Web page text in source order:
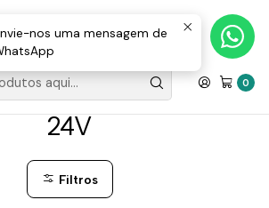
0
143 (chamada para a rede fixa nacional) «»
24V
Filtros
nos uma mensagem de